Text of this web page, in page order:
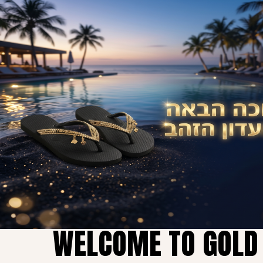
Play UnmuteLoaded :
0.00%
WELCOME TO GOLD